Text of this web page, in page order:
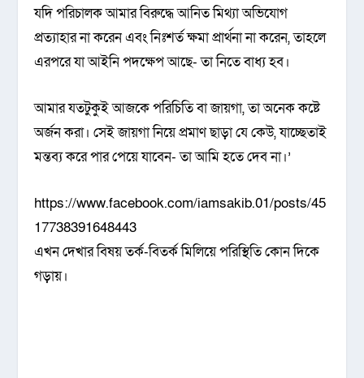
যদি পরিচালক আমার বিরুদ্ধে আনিত মিথ্যা অভিযোগ
প্রত্যাহার না করেন এবং নিঃশর্ত ক্ষমা প্রার্থনা না করেন, তাহলে
এরপরে যা আইনি পদক্ষেপ আছে- তা নিতে বাধ্য হব।
আমার যতটুকুই আজকে পরিচিতি বা জায়গা, তা অনেক কষ্টে
অর্জন করা। সেই জায়গা নিয়ে প্রমাণ ছাড়া যে কেউ, যাচ্ছেতাই
মন্তব্য করে পার পেয়ে যাবেন- তা আমি হতে দেব না।’
https://www.facebook.com/iamsakib.01/posts/45
17738391648443
এখন দেখার বিষয় তর্ক-বিতর্ক মিলিয়ে পরিস্থিতি কোন দিকে
গড়ায়।